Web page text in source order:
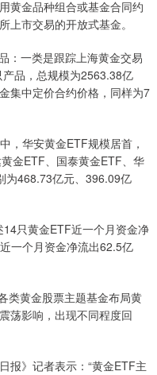
黄金品种组合或基金合同约
上市交易的开放式基金。
一类是跟踪上海黄金交易
品，总规模为2563.38亿
集中定价合约价格，同样为7
华安黄金ETF规模居首，
金ETF、国泰黄金ETF、华
为468.73亿元、396.09亿
只黄金ETF近一个月资金净
一个月资金净流出62.5亿
黄金股票主题基金布局黄
荡影响，出现不同程度回
》记者表示：“黄金ETF主